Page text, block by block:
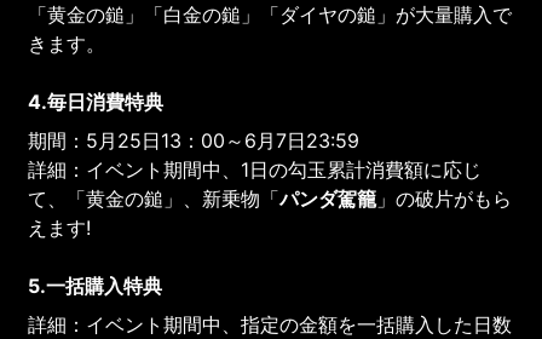
「黄金の鎚」「白金の鎚」「ダイヤの鎚」が大量購入で
きます。
4.毎日消費特典
期間：5月25日13：00～6月7日23:59
詳細：イベント期間中、1日の勾玉累計消費額に応じ
て、「黄金の鎚」、新乗物「パンダ駕籠」の破片がもら
えます!
5.一括購入特典
詳細：イベント期間中、指定の金額を一括購入した日数